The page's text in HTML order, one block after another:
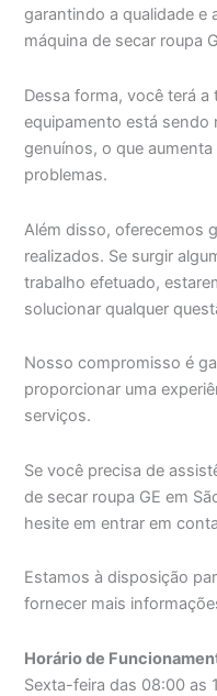
garantindo a qualidade e
máquina de secar roupa
Dessa forma, você terá a
equipamento está
genuínos, o que
problemas.
Além disso, oferecemos
realizados. Se surgir
trabalho efetuado,
solucionar qualquer
Nosso compromisso é
proporcionar uma
serviços.
Se você precisa de
de secar roupa GE em
hesite em entrar em
Estamos à disposição
fornecer mais
Horário de
Sexta-feira das 08:00 as